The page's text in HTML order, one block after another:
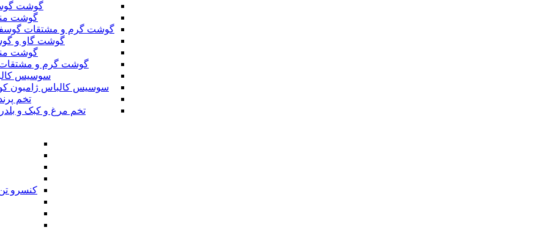
گوشت
گوشت
گوشت گرم و مشتقات
گوشت گاو و
گوشت
گوشت گرم و مشتقات
سوسیس
سوسیس کالباس ژامبون
تخم
تخم مرغ و کبک و
کنسرو